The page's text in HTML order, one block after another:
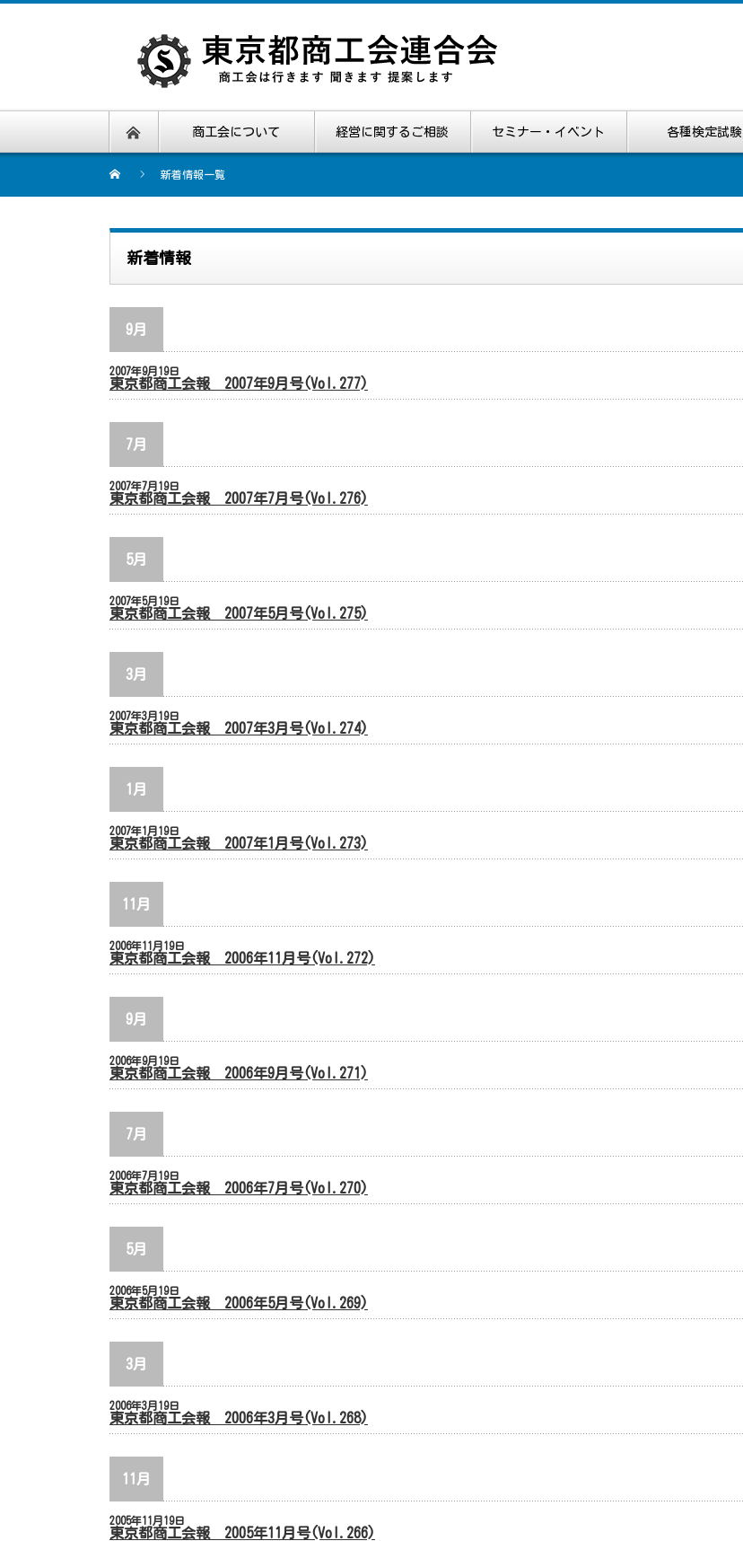
商工会について 経営に関するご相談 セミナー・イベント 各種検定試験
新着情報一覧
新着情報
9月
2007年9月19日
東京都商工会報 2007年9月号(Vol.277)
7月
2007年7月19日
東京都商工会報 2007年7月号(Vol.276)
5月
2007年5月19日
東京都商工会報 2007年5月号(Vol.275)
3月
2007年3月19日
東京都商工会報 2007年3月号(Vol.274)
1月
2007年1月19日
東京都商工会報 2007年1月号(Vol.273)
11月
2006年11月19日
東京都商工会報 2006年11月号(Vol.272)
9月
2006年9月19日
東京都商工会報 2006年9月号(Vol.271)
7月
2006年7月19日
東京都商工会報 2006年7月号(Vol.270)
5月
2006年5月19日
東京都商工会報 2006年5月号(Vol.269)
3月
2006年3月19日
東京都商工会報 2006年3月号(Vol.268)
11月
2005年11月19日
東京都商工会報 2005年11月号(Vol.266)